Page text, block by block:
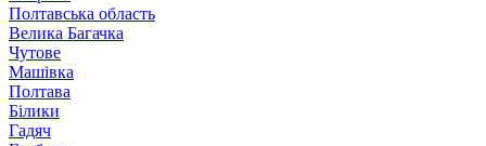
Полтавська область
Велика Багачка
Чутове
Машівка
Полтава
Білики
Гадяч